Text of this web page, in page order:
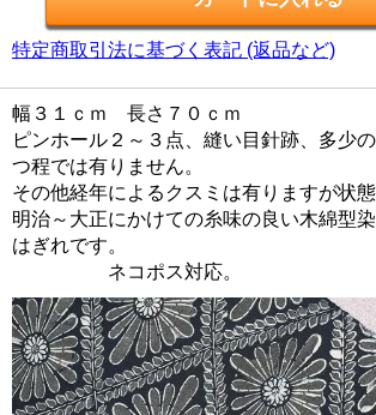
特定商取引法に基づく表記 (返品など)
幅３１ｃｍ 長さ７０ｃｍ
ピンホール２～３点、縫い目針跡、多少
つ程では有りません。
その他経年によるクスミは有りますが状態
明治～大正にかけての糸味の良い木綿型
はぎれです。
ネコポス対応。